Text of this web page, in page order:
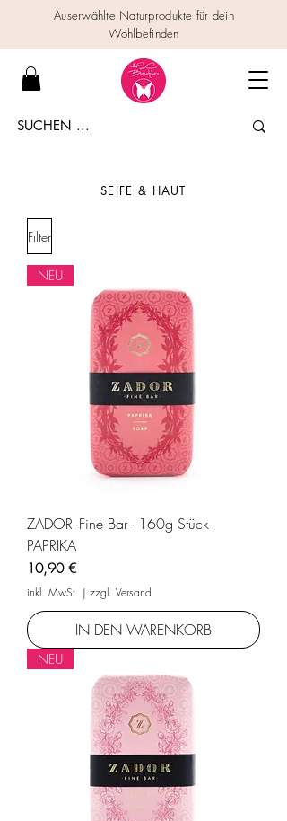
Auserwählte Naturprodukte für dein
Wohlbefinden
SEIFE & HAUT
Filter
NEU
ZADOR -Fine Bar - 160g Stück-
PAPRIKA
Preis
10,90 €
inkl. MwSt. | zzgl. Versand
IN DEN WARENKORB
NEU